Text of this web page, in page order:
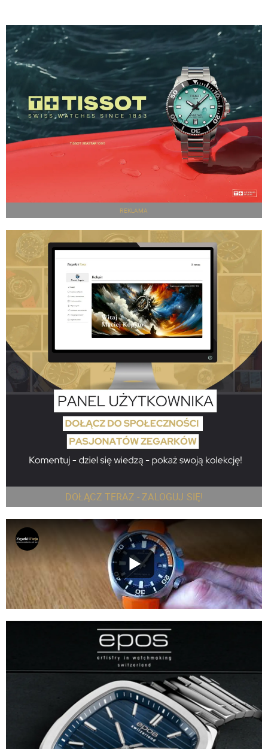
REKLAMA
DOŁĄCZ TERAZ - ZALOGUJ SIĘ!